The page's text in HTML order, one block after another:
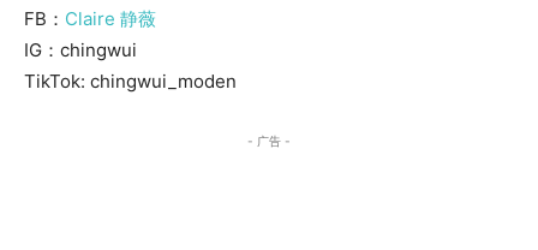
FB： Claire 静薇
IG：chingwui
TikTok: chingwui_moden
- 广告 -